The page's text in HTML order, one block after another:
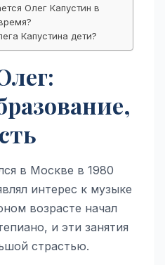
Олег Капустин в
Капустина дети?
в Москве в 1980
интерес к музыке
возрасте начал
и эти занятия
страстью.